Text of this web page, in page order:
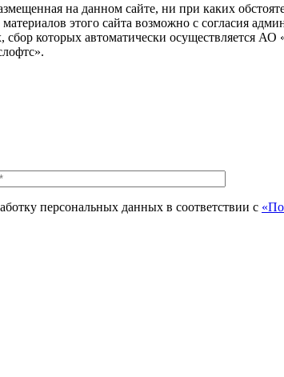
на данном сайте, ни при каких
этого сайта возможно с согласия
которых автоматически осуществляется
персональных данных в соответствии с